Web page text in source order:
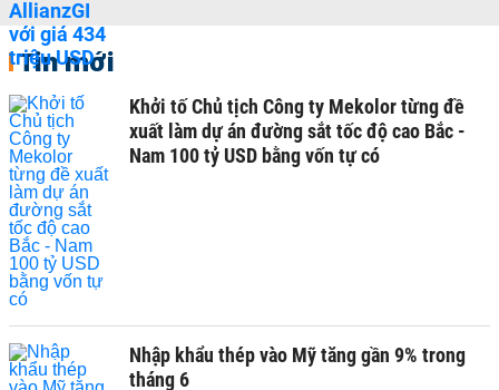
Tin mới
Khởi tố Chủ tịch Công ty Mekolor từng đề
xuất làm dự án đường sắt tốc độ cao Bắc -
Nam 100 tỷ USD bằng vốn tự có
Nhập khẩu thép vào Mỹ tăng gần 9% trong
tháng 6